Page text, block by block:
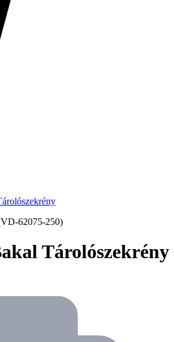
62075-250)
Tárolószekrény